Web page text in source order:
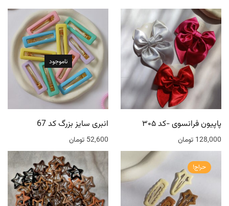
پاپیون فرانسوی -کد ۳۰۵
128,000 تومان
ناموجود
انبری سایز بزرگ کد 67
52,600 تومان
حراج!